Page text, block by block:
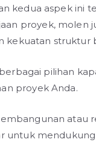
kedua aspek ini
proyek, molen
kekuatan struktur
pilihan
proyek Anda.
atau
untuk